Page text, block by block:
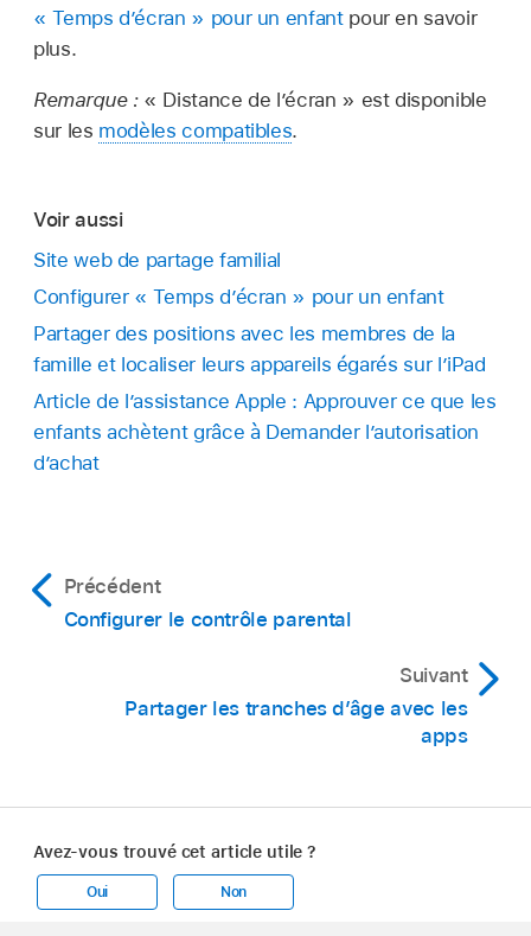
« Temps d’écran » pour un enfantpour en savoir
plus.
Remarque : « Distance de l’écran » est disponible
sur les modèles compatibles.
Voir aussi
Site web de partage familial
Configurer « Temps d’écran » pour un enfant
Partager des positions avec les membres de la
famille et localiser leurs appareils égarés sur l’iPad
Article de l’assistance Apple : Approuver ce que les
enfants achètent grâce à Demander l’autorisation
d’achat
Précédent
Configurer le contrôle parental
Suivant
Partager les tranches d’âge avec les
apps
Avez-vous trouvé cet article utile ?
Oui Non